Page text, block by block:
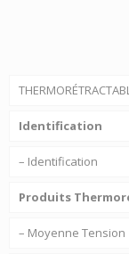
Identification
– Identification
Produits
– Moyenne Tension